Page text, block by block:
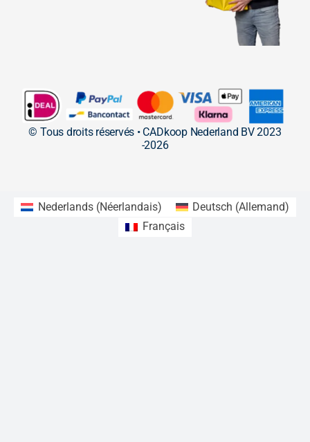
© Tous droits réservés • CADkoop Nederland BV 2023
-2026
Nederlands(Néerlandais) Deutsch (Allemand)
Français